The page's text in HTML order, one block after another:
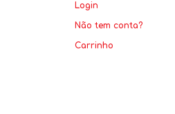
Login
Não tem conta?
Carrinho